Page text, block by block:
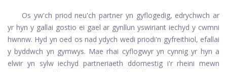
Os yw'ch priod neu'ch partner yn gyflogedig, edrychwch ar
yr hyn y gallai gostio ei gael ar gynllun yswiriant iechyd y cwmni
hwnnw. Hyd yn oed os nad ydych wedi priodi'n gyfreithiol, efallai
y byddwch yn gymwys. Mae rhai cyflogwyr yn cynnig yr hyn a
elwir yn sylw iechyd partneriaeth ddomestig i'r rheini mewn